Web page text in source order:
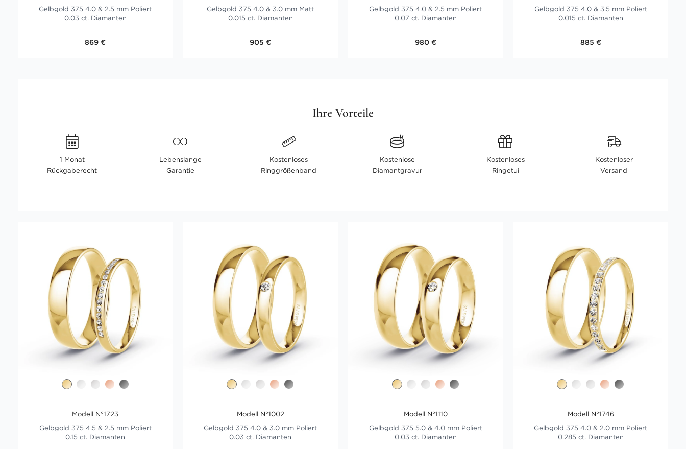
Gelbgold 375 4.0 & 2.5 mm Poliert
0.03 ct. Diamanten
869 €
Gelbgold 375 4.0 & 3.0 mm Matt
0.015 ct. Diamanten
905 €
Gelbgold 375 4.0 & 2.5 mm Poliert
0.07 ct. Diamanten
980 €
Gelbgold 375 4.0 & 3.5 mm Poliert
0.015 ct. Diamanten
885 €
Ihre Vorteile
1 Monat
Rückgaberecht
Lebenslange
Garantie
Kostenloses
Ringgrößenband
Kostenlose
Diamantgravur
Kostenloses
Ringetui
Kostenloser
Versand
Modell N°1723
Gelbgold 375 4.5 & 2.5 mm Poliert
0.15 ct. Diamanten
Modell N°1002
Gelbgold 375 4.0 & 3.0 mm Poliert
0.03 ct. Diamanten
Modell N°1110
Gelbgold 375 5.0 & 4.0 mm Poliert
0.03 ct. Diamanten
Modell N°1746
Gelbgold 375 4.0 & 2.0 mm Poliert
0.285 ct. Diamanten